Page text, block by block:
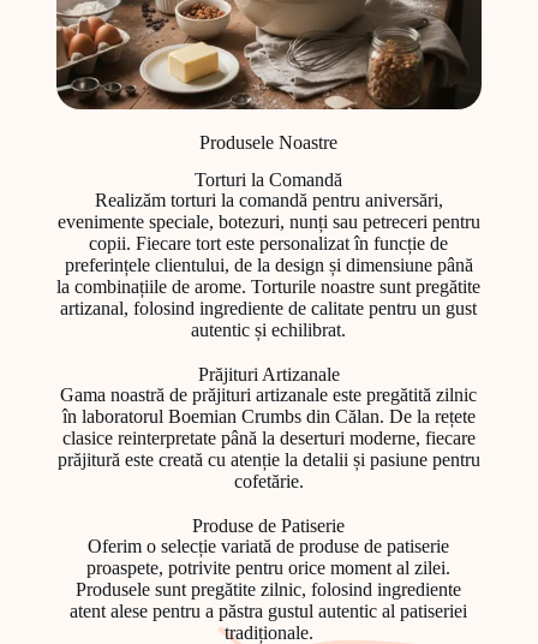
Produsele Noastre
Torturi la Comandă
Realizăm torturi la comandă pentru aniversări,
evenimente speciale, botezuri, nunți sau petreceri pentru
copii. Fiecare tort este personalizat în funcție de
preferințele clientului, de la design și dimensiune până
la combinațiile de arome. Torturile noastre sunt pregătite
artizanal, folosind ingrediente de calitate pentru un gust
autentic și echilibrat.
Prăjituri Artizanale
Gama noastră de prăjituri artizanale este pregătită zilnic
în laboratorul Boemian Crumbs din Călan. De la rețete
clasice reinterpretate până la deserturi moderne, fiecare
prăjitură este creată cu atenție la detalii și pasiune pentru
cofetărie.
Produse de Patiserie
Oferim o selecție variată de produse de patiserie
proaspete, potrivite pentru orice moment al zilei.
Produsele sunt pregătite zilnic, folosind ingrediente
atent alese pentru a păstra gustul autentic al patiseriei
tradiționale.